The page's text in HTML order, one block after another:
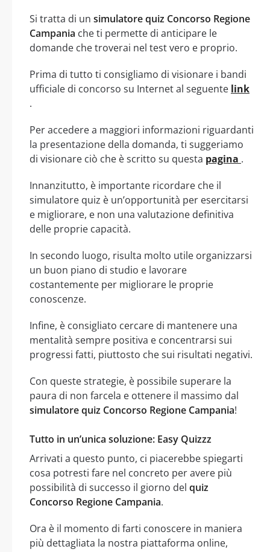
Si tratta di un simulatore quiz Concorso Regione
Campania che ti permette di anticipare le
domande che troverai nel test vero e proprio.
Prima di tutto ti consigliamo di visionare i bandi
ufficiale di concorso su Internet al seguente link
.
Per accedere a maggiori informazioni riguardanti
la presentazione della domanda, ti suggeriamo
di visionare ciò che è scritto su questa pagina .
Innanzitutto, è importante ricordare che il
simulatore quiz è un’opportunità per esercitarsi
e migliorare, e non una valutazione definitiva
delle proprie capacità.
In secondo luogo, risulta molto utile organizzarsi
un buon piano di studio e lavorare
costantemente per migliorare le proprie
conoscenze.
Infine, è consigliato cercare di mantenere una
mentalità sempre positiva e concentrarsi sui
progressi fatti, piuttosto che sui risultati negativi.
Con queste strategie, è possibile superare la
paura di non farcela e ottenere il massimo dal
simulatore quiz Concorso Regione Campania!
Tutto in un’unica soluzione: Easy Quizzz
Arrivati a questo punto, ci piacerebbe spiegarti
cosa potresti fare nel concreto per avere più
possibilità di successo il giorno del quiz
Concorso Regione Campania.
Ora è il momento di farti conoscere in maniera
più dettagliata la nostra piattaforma online,